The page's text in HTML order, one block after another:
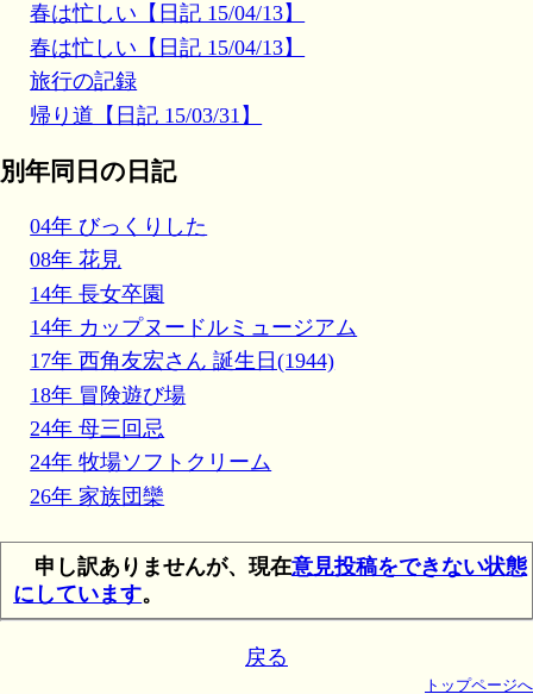
春は忙しい【日記 15/04/13】
春は忙しい【日記 15/04/13】
旅行の記録
帰り道【日記 15/03/31】
別年同日の日記
04年 びっくりした
08年 花見
14年 長女卒園
14年 カップヌードルミュージアム
17年 西角友宏さん 誕生日(1944)
18年 冒険遊び場
24年 母三回忌
24年 牧場ソフトクリーム
26年 家族団欒
申し訳ありませんが、現在意見投稿をできない状態
にしています。
戻る
トップページへ